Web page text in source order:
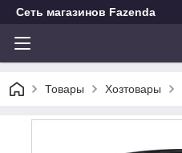
Сеть магазинов Fazenda
Товары Хозтовары